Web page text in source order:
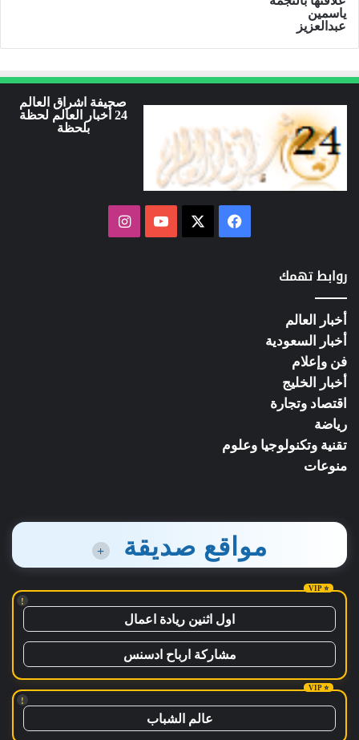
صحيفة اشراق العالم
24 أخبار العالم لحظة
بلحظة
فيسبوك ‫YouTubeانستقرام
روابط تهمك
أخبار العالم
أخبار السعودية
فن وإعلام
أخبار الخليج
اقتصاد وتجارة
رياضة
تقنية وتكنولوجيا وعلوم
منوعات
مواقع صديقة +
!
اول اثنين ريادة اعمال
مشاركة ارباح ادسنس
!
عالم الشباب